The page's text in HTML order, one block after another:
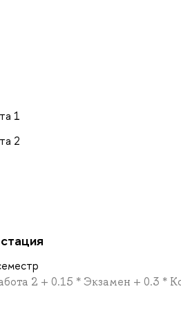
1
2
2 + 0.15 * Экзамен + 0.3 *